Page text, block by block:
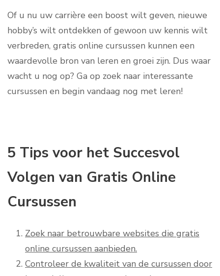
Of u nu uw carrière een boost wilt geven, nieuwe
hobby’s wilt ontdekken of gewoon uw kennis wilt
verbreden, gratis online cursussen kunnen een
waardevolle bron van leren en groei zijn. Dus waar
wacht u nog op? Ga op zoek naar interessante
cursussen en begin vandaag nog met leren!
5 Tips voor het Succesvol
Volgen van Gratis Online
Cursussen
Zoek naar betrouwbare websites die gratis
online cursussen aanbieden.
Controleer de kwaliteit van de cursussen door